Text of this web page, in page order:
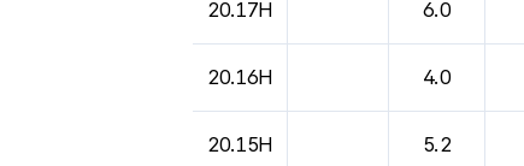
20.17H 6.0
20.16H 4.0
20.15H 5.2